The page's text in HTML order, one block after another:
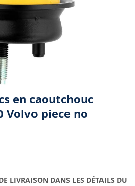
en caoutchouc
Volvo piece no
LIVRAISON DANS LES DÉTAILS DU